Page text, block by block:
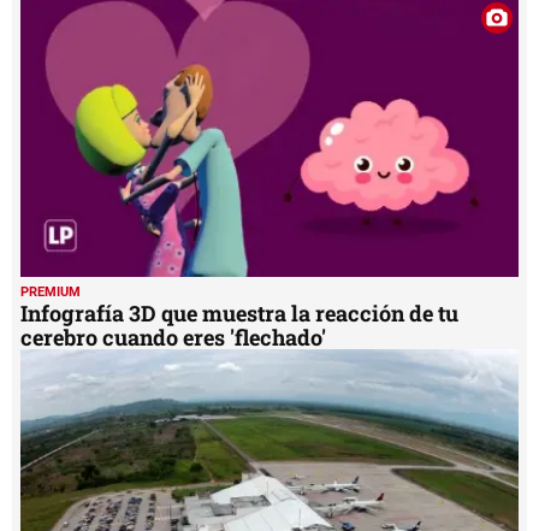
PREMIUM
Infografía 3D que muestra la reacción de tu
cerebro cuando eres 'flechado'